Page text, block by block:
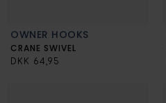
OWNER HOOKS
CRANE SWIVEL
DKK 64,95